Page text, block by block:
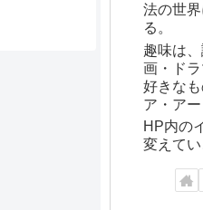
法の世
る。
趣味は
画・ドラ
好きな
ア・アー
HP内の
変えてい